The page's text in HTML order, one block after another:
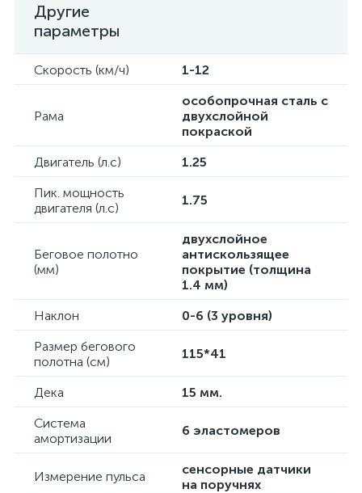
Другие
параметры
Скорость (км/ч) 1-12
Рама
особопрочная сталь с
двухслойной
покраской
Двигатель (л.с)
1.25
Пик. мощность
двигателя (л.с)
1.75
Беговое полотно
(мм)
двухслойное
антискользящее
покрытие (толщина
1.4 мм)
Наклон
0-6 (3 уровня)
Размер бегового
полотна (см)
115*41
Дека
15 мм.
Система
амортизации
6 эластомеров
Измерение пульса
сенсорные датчики
на поручнях